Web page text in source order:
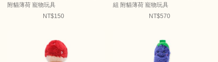
附貓薄荷 寵物玩具
NT$150
組 附貓薄荷 寵物玩具
NT$570